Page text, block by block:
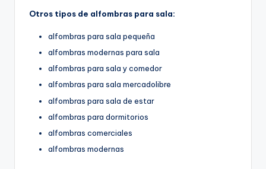
Otros tipos de alfombras para sala:
alfombras para sala pequeña
alfombras modernas para sala
alfombras para sala y comedor
alfombras para sala mercadolibre
alfombras para sala de estar
alfombras para dormitorios
alfombras comerciales
alfombras modernas